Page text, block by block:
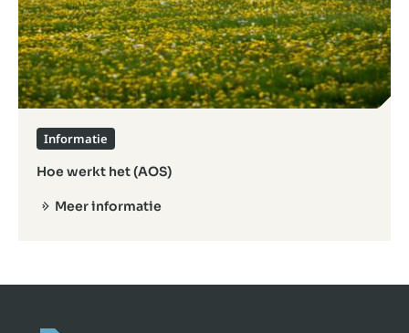
Hoe werkt het (AOS)
Informatie
Meer informatie